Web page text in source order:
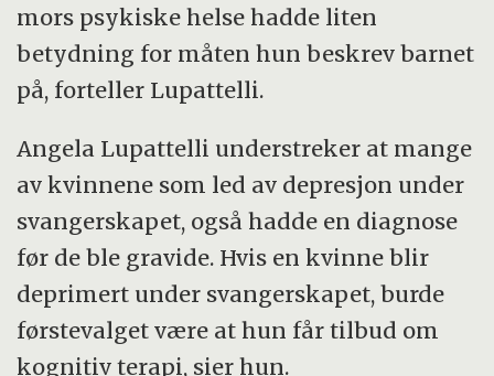
mors psykiske helse hadde liten
betydning for måten hun beskrev barnet
på, forteller Lupattelli.
Angela Lupattelli understreker at mange
av kvinnene som led av depresjon under
svangerskapet, også hadde en diagnose
før de ble gravide. Hvis en kvinne blir
deprimert under svangerskapet, burde
førstevalget være at hun får tilbud om
kognitiv terapi, sier hun.